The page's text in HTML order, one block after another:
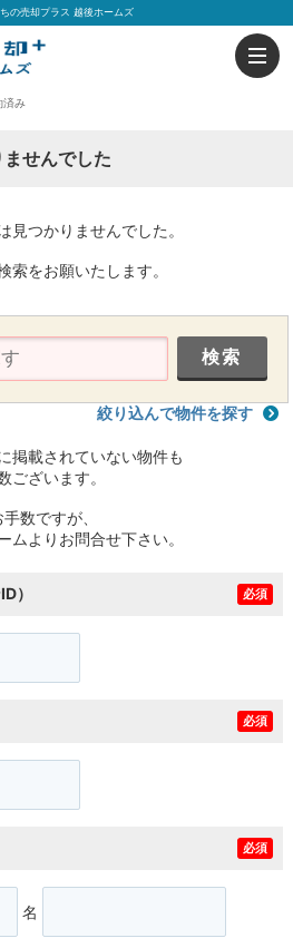
の売却プラス 越後ホームズ
済み
せんでした
見つかりませんでした。
索をお願いたします。
絞り込んで物件を探す
掲載されていない物件も
ございます。
手数ですが、
ムよりお問合せ下さい。
） 必須
必須
必須
名